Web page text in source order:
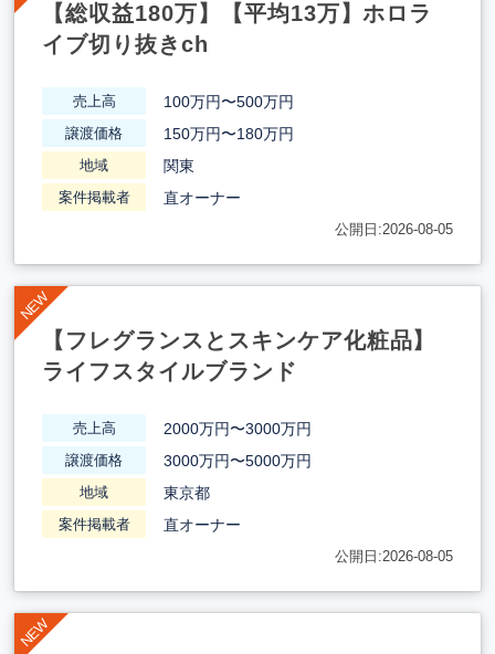
【総収益180万】【平均13万】ホロラ
イブ切り抜きch
売上高 100万円〜500万円
譲渡価格 150万円〜180万円
地域 関東
案件掲載者 直オーナー
公開日:2026-08-05
【フレグランスとスキンケア化粧品】
ライフスタイルブランド
売上高 2000万円〜3000万円
譲渡価格 3000万円〜5000万円
地域 東京都
案件掲載者 直オーナー
公開日:2026-08-05